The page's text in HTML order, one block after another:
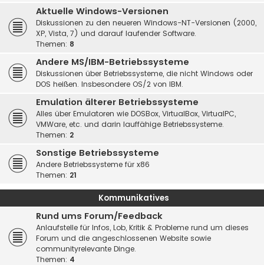
Aktuelle Windows-Versionen
Diskussionen zu den neueren Windows-NT-Versionen (2000,
XP, Vista, 7) und darauf laufender Software.
Themen: 8
Andere MS/IBM-Betriebssysteme
Diskussionen über Betriebssysteme, die nicht Windows oder
DOS heißen. Insbesondere OS/2 von IBM.
Emulation älterer Betriebssysteme
Alles über Emulatoren wie DOSBox, VirtualBox, VirtualPC,
VMWare, etc. und darin lauffähige Betriebssysteme.
Themen: 2
Sonstige Betriebssysteme
Andere Betriebssysteme für x86
Themen: 21
Kommunikatives
Rund ums Forum/Feedback
Anlaufstelle für Infos, Lob, Kritik & Probleme rund um dieses
Forum und die angeschlossenen Website sowie
communityrelevante Dinge.
Themen: 4